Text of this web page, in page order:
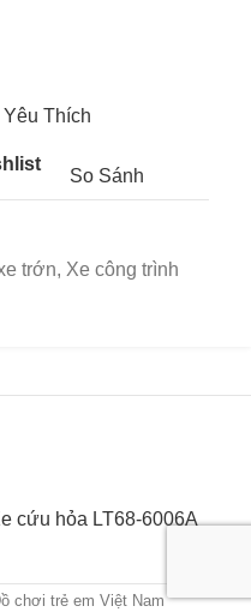
Thích
So Sánh
trớn, Xe công trình
cứu hỏa LT68-6006A
chơi trẻ em Việt Nam